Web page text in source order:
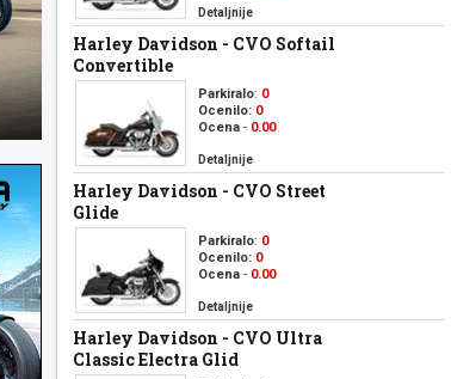
Detaljnije
Harley Davidson - CVO Softail
Convertible
Parkiralo: 0
Ocenilo: 0
Ocena- 0.00
Detaljnije
Harley Davidson - CVO Street
Glide
Parkiralo: 0
Ocenilo: 0
Ocena- 0.00
Detaljnije
Harley Davidson - CVO Ultra
Classic Electra Glid